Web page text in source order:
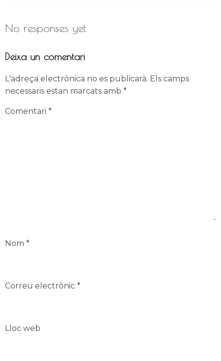
No responses yet
Deixa un comentari
L'adreça electrònica no es publicarà. Els camps
necessaris estan marcats amb *
Comentari *
Nom *
Correu electrònic *
Lloc web